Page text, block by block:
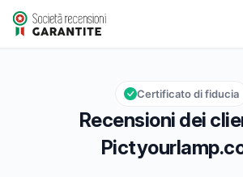
Pictyourlamp.com
Valutazione globale: 9,3 su 10
9,3/10
Recensioni dei
Certificato di fiducia